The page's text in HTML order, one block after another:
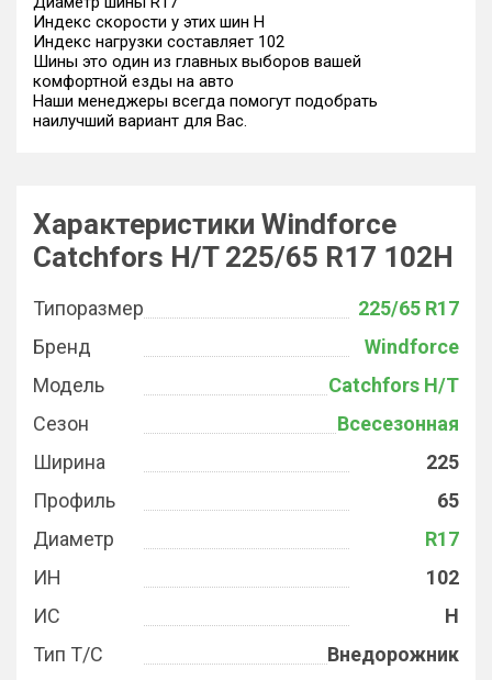
Индекс скорости у этих шин H
Индекс нагрузки составляет 102
Шины это один из главных выборов вашей
комфортной езды на авто
Наши менеджеры всегда помогут подобрать
наилучший вариант для Вас.
Характеристики Windforce
Catchfors H/T 225/65 R17 102H
Типоразмер
225/65 R17
Бренд
Windforce
Модель
Catchfors H/T
Сезон
Всесезонная
Ширина
225
Профиль
65
Диаметр
R17
ИН
102
ИС
H
Тип Т/С
Внедорожник